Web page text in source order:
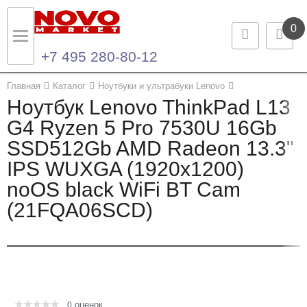
0
+7 495 280-80-12
Главная Каталог Ноутбуки и ультрабуки Lenovo
Ноутбук Lenovo ThinkPad L13
G4 Ryzen 5 Pro 7530U 16Gb
SSD512Gb AMD Radeon 13.3"
IPS WUXGA (1920x1200)
noOS black WiFi BT Cam
(21FQA06SCD)
0 оценок
Назад
Каталог продукции
Ноутбуки и ультрабуки
Компьютеры
Моноблоки
Назад
Контакты
Контактная информация